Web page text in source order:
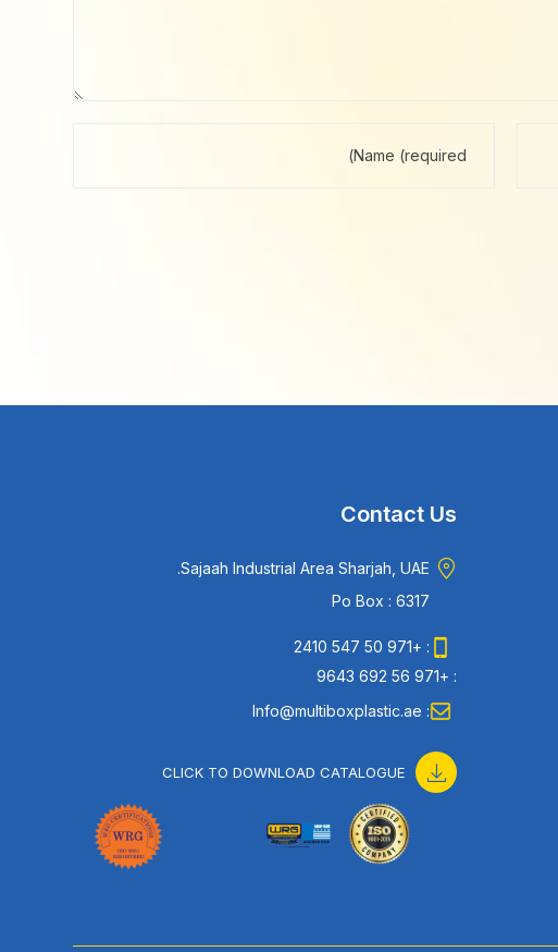
Contact Us
Sajaah Industrial Area Sharjah, UAE.
Po Box : 6317
: +971 50 547 2410
: +971 56 692 9643
: Info@multiboxplastic.ae
CLICK TO DOWNLOAD CATALOGUE